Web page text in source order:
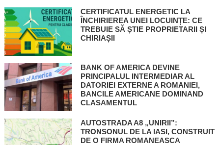
CERTIFICATUL ENERGETIC LA
ÎNCHIRIEREA UNEI LOCUINȚE: CE
TREBUIE SĂ ȘTIE PROPRIETARII ȘI
CHIRIAȘII
BANK OF AMERICA DEVINE
PRINCIPALUL INTERMEDIAR AL
DATORIEI EXTERNE A ROMANIEI,
BANCILE AMERICANE DOMINAND
CLASAMENTUL
AUTOSTRADA A8 „UNIRII”:
TRONSONUL DE LA IASI, CONSTRUIT
DE O FIRMA ROMANEASCA